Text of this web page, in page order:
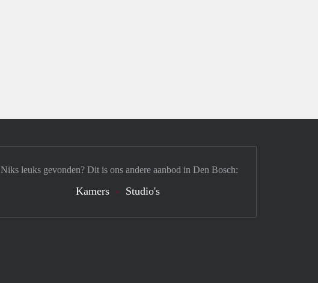
Niks leuks gevonden? Dit is ons andere aanbod in Den Bosch:
Kamers Studio's